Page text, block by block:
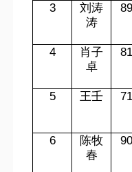
3
刘涛
涛
89
4
肖子
卓
81
5 王壬 71
6
陈牧
春
90